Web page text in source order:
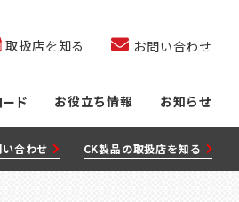
取扱店を知る お問い合わせ
ド お役立ち情報 お知らせ
合わせ CK製品の取扱店を知る